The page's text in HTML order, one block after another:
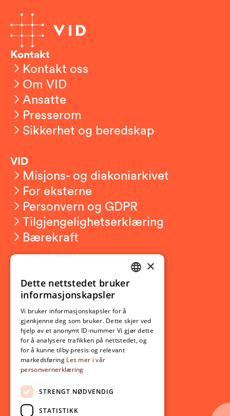
Kontakt
Kontakt oss
Om VID
Ansatte
Presserom
Sikkerhet og beredskap
VID
Misjons- og diakoniarkivet
For eksterne
Personvern og GDPR
Tilgjengelighetserklæring
Bærekraft
Ny student
Utveksling
Opptak
Lov- og regelverk
Aktuelt
Nyheter
Arrangementer
Nyhetsbrev
NORWEGIAN
×
Dette nettstedet bruker
informasjonskapsler
Vi bruker informasjonskapsler for å
gjenkjenne deg som bruker. Dette skjer ved
hjelp av et anonymt ID-nummer Vi gjør dette
for å analysere trafikken på nettstedet, og
for å kunne tilby presis og relevant
markedsføring Les mer i vår
personvernerklæring
STRENGT NØDVENDIG
STATISTIKK